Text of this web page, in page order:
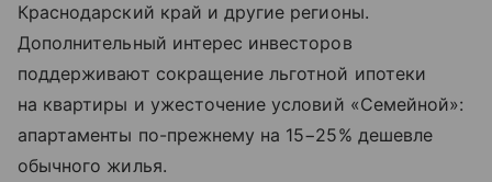
Краснодарский край и другие регионы.
Дополнительный интерес инвесторов
поддерживают сокращение льготной ипотеки
на квартиры и ужесточение условий «Семейной»:
апартаменты по-прежнему на 15−25% дешевле
обычного жилья.